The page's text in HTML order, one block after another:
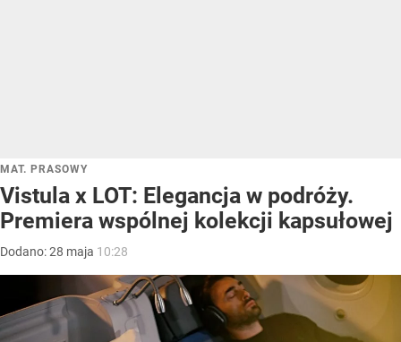
MAT. PRASOWY
Vistula x LOT: Elegancja w podróży.
Premiera wspólnej kolekcji kapsułowej
Dodano:28 maja 10:28